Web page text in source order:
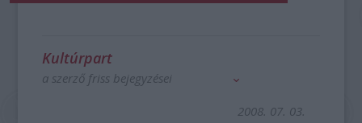
Kultúrpart
a szerző friss bejegyzései
2008. 07. 03.